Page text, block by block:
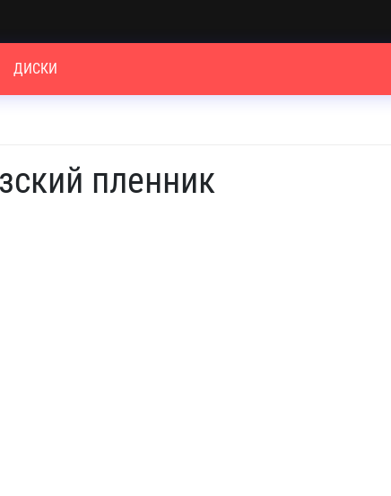
ДИСКИ
пленник